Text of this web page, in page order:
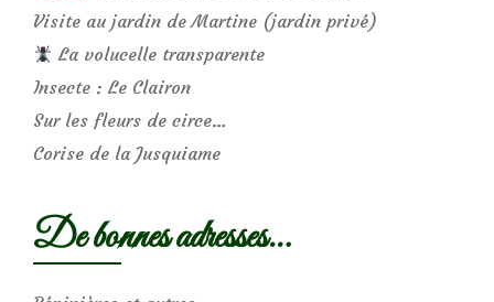
Visite au jardin de Martine (jardin privé)
La volucelle transparente
Insecte : Le Clairon
Sur les fleurs de circe…
Corise de la Jusquiame
De bonnes adresses…